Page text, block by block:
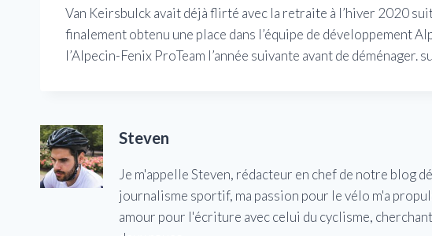
Van Keirsbulck avait déjà flirté avec la retraite à l’hiver 2020
finalement obtenu une place dans l’équipe de développement
l’Alpecin-Fenix ​​ProTeam l’année suivante avant de déménager.
Steven
Je m'appelle Steven, rédacteur en chef de notre blog
journalisme sportif, ma passion pour le vélo m'a
amour pour l'écriture avec celui du cyclisme,